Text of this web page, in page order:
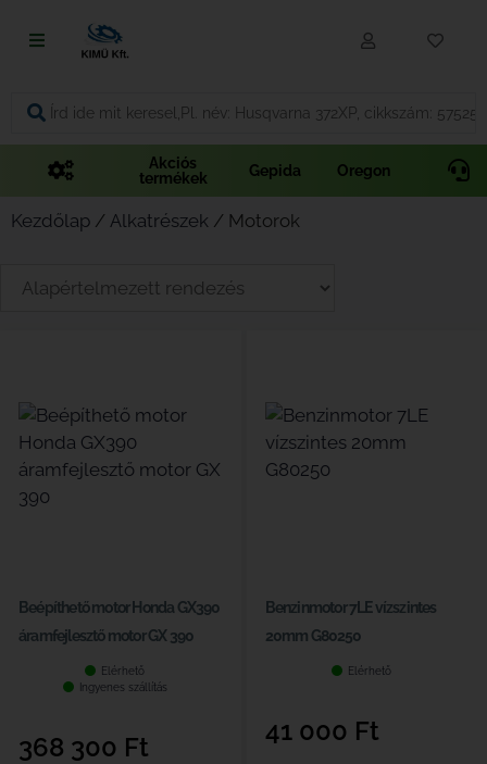
Akkumulátoros termékek
Alkatrészek
Tartozékok és kiegészítők
Akciós
termékek
Gepida Oregon
Kezdőlap / Alkatrészek / Motorok
Beépíthető motor Honda GX390
áramfejlesztő motor GX 390
Elérhető
Ingyenes szállítás
368 300 Ft
Benzinmotor 7LE vízszintes
20mm G80250
Elérhető
41 000 Ft